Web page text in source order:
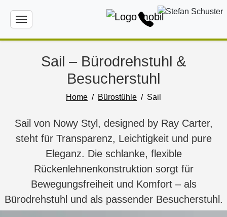
Sail – Bürodrehstuhl &
Besucherstuhl
Home Bürostühle Sail
Sail von Nowy Styl, designed by Ray Carter,
steht für Transparenz, Leichtigkeit und pure
Eleganz. Die schlanke, flexible
Rückenlehnenkonstruktion sorgt für
Bewegungsfreiheit und Komfort – als
Bürodrehstuhl und als passender Besucherstuhl.